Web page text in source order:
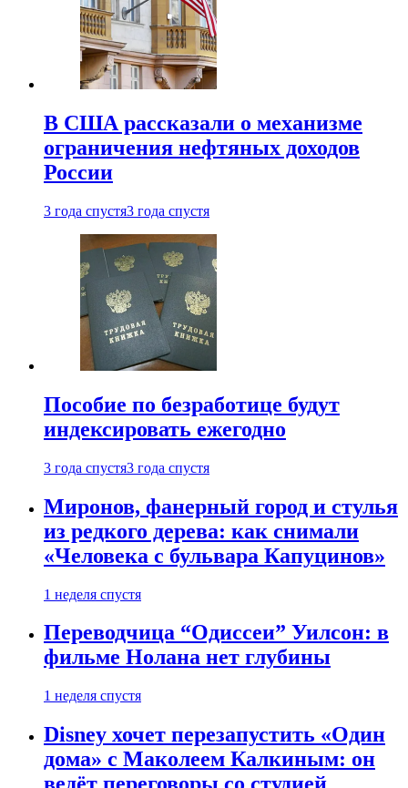
В США рассказали о механизме
ограничения нефтяных доходов
России
3 года спустя3 года спустя
Пособие по безработице будут
индексировать ежегодно
3 года спустя3 года спустя
Миронов, фанерный город и стулья
из редкого дерева: как снимали
«Человека с бульвара Капуцинов»
1 неделя спустя
Переводчица “Одиссеи” Уилсон: в
фильме Нолана нет глубины
1 неделя спустя
Disney хочет перезапустить «Один
дома» с Маколеем Калкиным: он